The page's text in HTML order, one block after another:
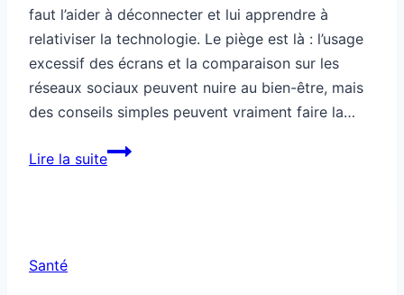
faut l’aider à déconnecter et lui apprendre à
relativiser la technologie. Le piège est là : l’usage
excessif des écrans et la comparaison sur les
réseaux sociaux peuvent nuire au bien-être, mais
des conseils simples peuvent vraiment faire la…
Lire la suiteTech:
Santé